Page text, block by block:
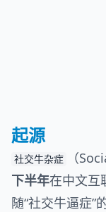
起源
社交牛杂症 （
下半年在中文互
随“社交牛逼症”